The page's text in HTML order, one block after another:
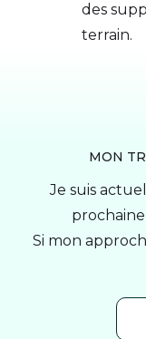
des
terrain.
MON
Je suis
Si mon